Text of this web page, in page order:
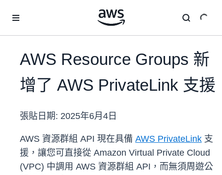
AWS Resource Groups 新
增了 AWS PrivateLink 支援
張貼日期: 2025年6月4日
AWS 資源群組 API 現在具備 AWS PrivateLink 支
援，讓您可直接從 Amazon Virtual Private Cloud
(VPC) 中調用 AWS 資源群組 API，而無須周遊公